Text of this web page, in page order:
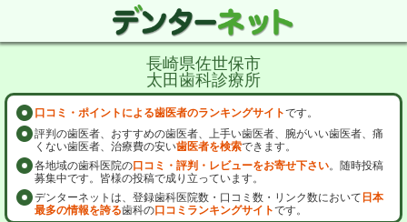
長崎県佐世保市
太田歯科診療所
口コミ・ポイントによる歯医者のランキングサイトです。
評判の歯医者、おすすめの歯医者、上手い歯医者、腕がいい歯医者、痛
くない歯医者、治療費の安い歯医者を検索できます。
各地域の歯科医院の口コミ・評判・レビューをお寄せ下さい。随時投稿
募集中です。皆様の投稿で成り立っています。
デンターネットは、登録歯科医院数・口コミ数・リンク数において 日本
最多の情報を誇る歯科の口コミランキングサイトです。